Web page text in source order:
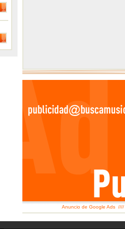
Anuncio de Google Ads ////